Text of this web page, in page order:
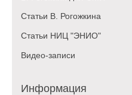
Статьи В. Рогожкина
Статьи НИЦ "ЭНИО"
Видео-записи
Информация